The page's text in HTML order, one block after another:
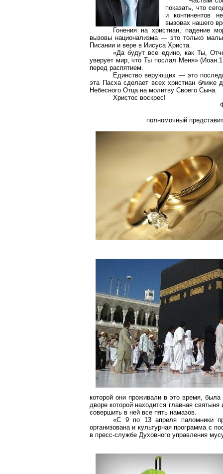
показать, что
и континентов
вызовах нашего
Гонения на христиан, падение
вызовы национализма — это только
Писании и вере в Иисуса Христа.
«Да будут все едино, как Ты,
уверует мир, что Ты послал Меня»
перед распятием.
Единство верующих — это
эта Пасха сделает всех христиан ближе
Небесного Отца на молитву Своего Сына.
Христос воскрес!
полномочный
которой они проживали в это время,
дворе которой находится главная
совершить в ней все пять намазов.
«С 9 по 13 апреля паломники
организована и культурная программа с
в пресс-службе Духовного управления